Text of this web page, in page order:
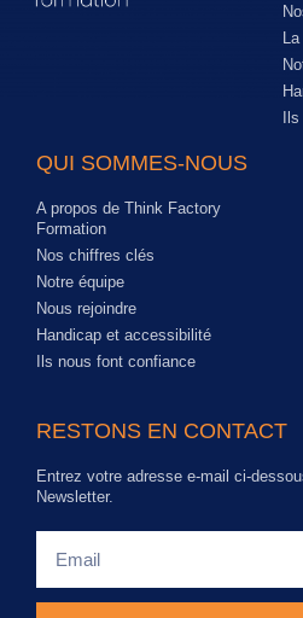
QUI SOMMES-NOUS
A propos de Think Factory
Formation
Nos chiffres clés
Notre équipe
Nous rejoindre
Handicap et accessibilité
Ils nous font confiance
RESTONS EN CONTACT
Entrez votre adresse e-mail ci-
Newsletter.